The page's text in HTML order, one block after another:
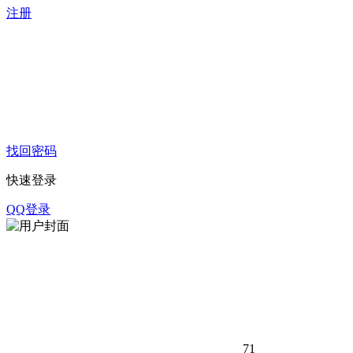
注册
找回密码
快速登录
QQ登录
71